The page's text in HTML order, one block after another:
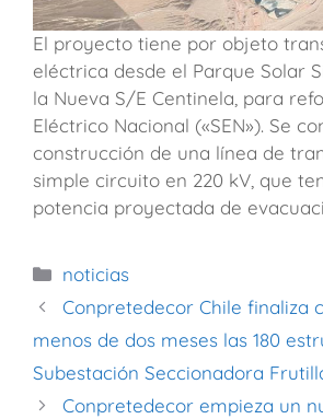
El proyecto tiene por objeto
eléctrica desde el Parque Solar
la Nueva S/E Centinela, para
Eléctrico Nacional («SEN»). Se
construcción de una línea de
simple circuito en 220 kV, que
potencia proyectada de
noticias
Conpretedecor Chile finaliza
menos de dos meses las 180
Subestación Seccionadora
Conpretedecor empieza un